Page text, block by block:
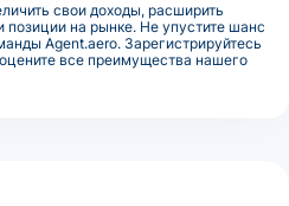
свои доходы, расширить
позиции на рынке. Не упустите шанс
Agent.aero. Зарегистрируйтесь
все преимущества нашего